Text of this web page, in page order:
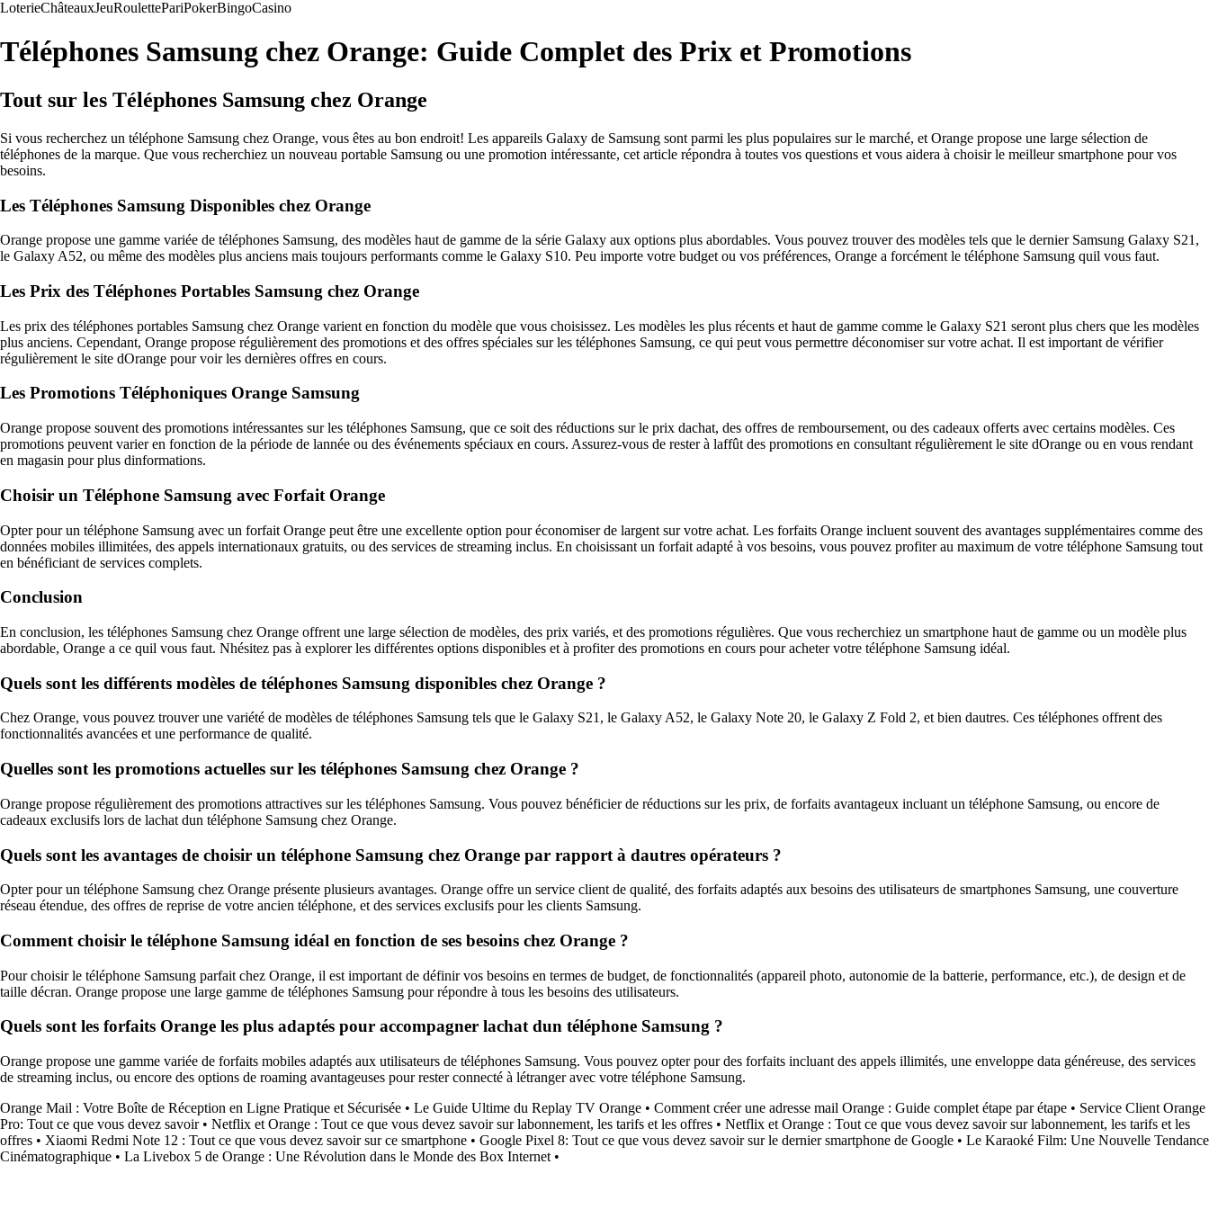
LoterieChâteauxJeuRoulettePariPokerBingoCasino
Téléphones Samsung chez Orange: Guide Complet des Prix et Promotions
Tout sur les Téléphones Samsung chez Orange
Si vous recherchez un téléphone Samsung chez Orange, vous êtes au bon endroit! Les appareils Galaxy de Samsung sont parmi les plus populaires sur le marché, et Orange propose une large sélection de
téléphones de la marque. Que vous recherchiez un nouveau portable Samsung ou une promotion intéressante, cet article répondra à toutes vos questions et vous aidera à choisir le meilleur smartphone pour vos
besoins.
Les Téléphones Samsung Disponibles chez Orange
Orange propose une gamme variée de téléphones Samsung, des modèles haut de gamme de la série Galaxy aux options plus abordables. Vous pouvez trouver des modèles tels que le dernier Samsung Galaxy S21,
le Galaxy A52, ou même des modèles plus anciens mais toujours performants comme le Galaxy S10. Peu importe votre budget ou vos préférences, Orange a forcément le téléphone Samsung quil vous faut.
Les Prix des Téléphones Portables Samsung chez Orange
Les prix des téléphones portables Samsung chez Orange varient en fonction du modèle que vous choisissez. Les modèles les plus récents et haut de gamme comme le Galaxy S21 seront plus chers que les modèles
plus anciens. Cependant, Orange propose régulièrement des promotions et des offres spéciales sur les téléphones Samsung, ce qui peut vous permettre déconomiser sur votre achat. Il est important de vérifier
régulièrement le site dOrange pour voir les dernières offres en cours.
Les Promotions Téléphoniques Orange Samsung
Orange propose souvent des promotions intéressantes sur les téléphones Samsung, que ce soit des réductions sur le prix dachat, des offres de remboursement, ou des cadeaux offerts avec certains modèles. Ces
promotions peuvent varier en fonction de la période de lannée ou des événements spéciaux en cours. Assurez-vous de rester à laffût des promotions en consultant régulièrement le site dOrange ou en vous rendant
en magasin pour plus dinformations.
Choisir un Téléphone Samsung avec Forfait Orange
Opter pour un téléphone Samsung avec un forfait Orange peut être une excellente option pour économiser de largent sur votre achat. Les forfaits Orange incluent souvent des avantages supplémentaires comme des
données mobiles illimitées, des appels internationaux gratuits, ou des services de streaming inclus. En choisissant un forfait adapté à vos besoins, vous pouvez profiter au maximum de votre téléphone Samsung tout
en bénéficiant de services complets.
Conclusion
En conclusion, les téléphones Samsung chez Orange offrent une large sélection de modèles, des prix variés, et des promotions régulières. Que vous recherchiez un smartphone haut de gamme ou un modèle plus
abordable, Orange a ce quil vous faut. Nhésitez pas à explorer les différentes options disponibles et à profiter des promotions en cours pour acheter votre téléphone Samsung idéal.
Quels sont les différents modèles de téléphones Samsung disponibles chez Orange ?
Chez Orange, vous pouvez trouver une variété de modèles de téléphones Samsung tels que le Galaxy S21, le Galaxy A52, le Galaxy Note 20, le Galaxy Z Fold 2, et bien dautres. Ces téléphones offrent des
fonctionnalités avancées et une performance de qualité.
Quelles sont les promotions actuelles sur les téléphones Samsung chez Orange ?
Orange propose régulièrement des promotions attractives sur les téléphones Samsung. Vous pouvez bénéficier de réductions sur les prix, de forfaits avantageux incluant un téléphone Samsung, ou encore de
cadeaux exclusifs lors de lachat dun téléphone Samsung chez Orange.
Quels sont les avantages de choisir un téléphone Samsung chez Orange par rapport à dautres opérateurs ?
Opter pour un téléphone Samsung chez Orange présente plusieurs avantages. Orange offre un service client de qualité, des forfaits adaptés aux besoins des utilisateurs de smartphones Samsung, une couverture
réseau étendue, des offres de reprise de votre ancien téléphone, et des services exclusifs pour les clients Samsung.
Comment choisir le téléphone Samsung idéal en fonction de ses besoins chez Orange ?
Pour choisir le téléphone Samsung parfait chez Orange, il est important de définir vos besoins en termes de budget, de fonctionnalités (appareil photo, autonomie de la batterie, performance, etc.), de design et de
taille décran. Orange propose une large gamme de téléphones Samsung pour répondre à tous les besoins des utilisateurs.
Quels sont les forfaits Orange les plus adaptés pour accompagner lachat dun téléphone Samsung ?
Orange propose une gamme variée de forfaits mobiles adaptés aux utilisateurs de téléphones Samsung. Vous pouvez opter pour des forfaits incluant des appels illimités, une enveloppe data généreuse, des services
de streaming inclus, ou encore des options de roaming avantageuses pour rester connecté à létranger avec votre téléphone Samsung.
Orange Mail : Votre Boîte de Réception en Ligne Pratique et Sécurisée • Le Guide Ultime du Replay TV Orange • Comment créer une adresse mail Orange : Guide complet étape par étape • Service Client Orange
Pro: Tout ce que vous devez savoir• Netflix et Orange : Tout ce que vous devez savoir sur labonnement, les tarifs et les offres • Netflix et Orange : Tout ce que vous devez savoir sur labonnement, les tarifs et les
offres • Xiaomi Redmi Note 12 : Tout ce que vous devez savoir sur ce smartphone • Google Pixel 8: Tout ce que vous devez savoir sur le dernier smartphone de Google • Le Karaoké Film: Une Nouvelle Tendance
Cinématographique • La Livebox 5 de Orange : Une Révolution dans le Monde des Box Internet •